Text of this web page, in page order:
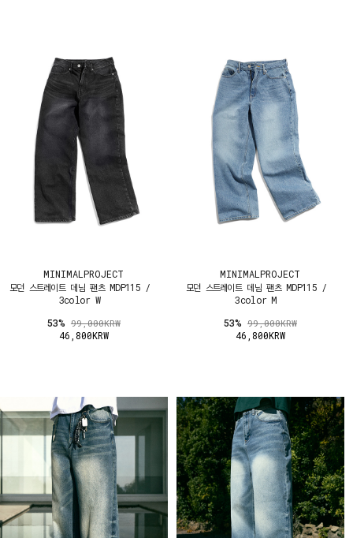
MINIMALPROJECT
모던 스트레이트 데님 팬츠 MDP115 /
3color W
53% 99,000KRW
46,800KRW
MINIMALPROJECT
모던 스트레이트 데님 팬츠 MDP115 /
3color M
53% 99,000KRW
46,800KRW